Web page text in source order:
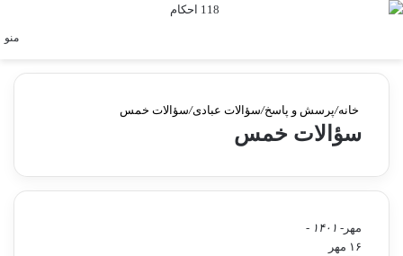
منو
خانه/پرسش و پاسخ/سؤالات عبادی/سؤالات خمس
سؤالات خمس
مهر - ۱۴۰۱ -
۱۶ مهر